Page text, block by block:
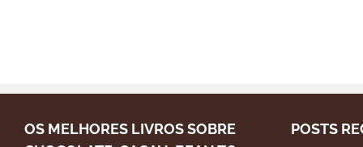
OS MELHORES LIVROS SOBRE
POSTS